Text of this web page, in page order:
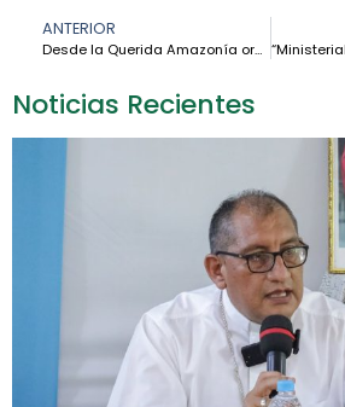
Noticias Recientes
ANTERIOR
Desde la Querida Amazonía oramos por el Cónclave